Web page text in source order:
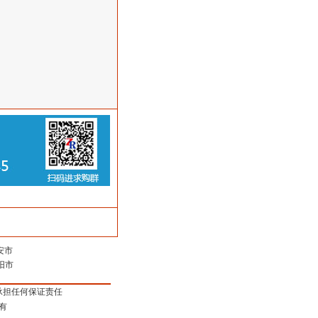
市
市
担任何保证责任